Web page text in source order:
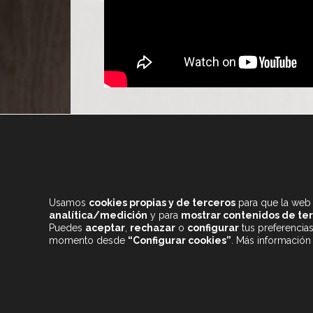
+34 933 682 555
Usamos cookies propias y de terceros para que la
analítica/medición y para mostrar contenidos de
Puedes aceptar rechazar o configurar tus
momento desde “Configurar cookies” . Más